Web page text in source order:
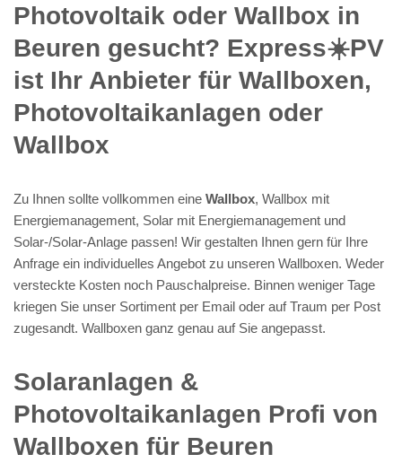
Photovoltaik oder Wallbox in
Beuren gesucht? Express☀️PV️
ist Ihr Anbieter für Wallboxen,
Photovoltaikanlagen oder
Wallbox
Zu Ihnen sollte vollkommen eine Wallbox, Wallbox mit
Energiemanagement, Solar mit Energiemanagement und
Solar-/Solar-Anlage passen! Wir gestalten Ihnen gern für Ihre
Anfrage ein individuelles Angebot zu unseren Wallboxen. Weder
versteckte Kosten noch Pauschalpreise. Binnen weniger Tage
kriegen Sie unser Sortiment per Email oder auf Traum per Post
zugesandt. Wallboxen ganz genau auf Sie angepasst.
Solaranlagen &
Photovoltaikanlagen Profi von
Wallboxen für Beuren